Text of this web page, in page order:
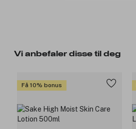
Vi anbefaler disse til deg
Få 10% bonus